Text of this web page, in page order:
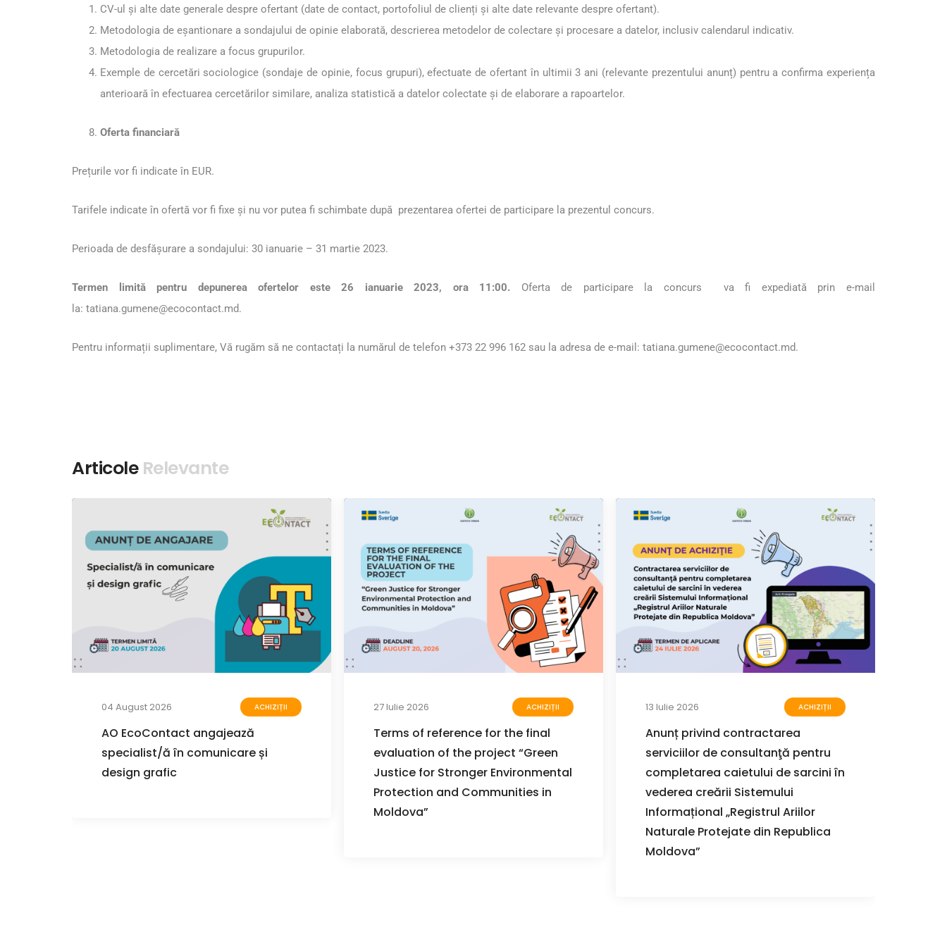
CV-ul și alte date generale despre ofertant (date de contact, portofoliul de clienți și alte date relevante despre ofertant).
Metodologia de eșantionare a sondajului de opinie elaborată, descrierea metodelor de colectare și procesare a datelor, inclusiv calendarul indicativ.
Metodologia de realizare a focus grupurilor.
Exemple de cercetări sociologice (sondaje de opinie, focus grupuri), efectuate de ofertant în ultimii 3 ani (relevante prezentului anunț) pentru a confirma experiența
anterioară în efectuarea cercetărilor similare, analiza statistică a datelor colectate și de elaborare a rapoartelor.
Oferta financiară
Prețurile vor fi indicate în EUR.
Tarifele indicate în ofertă vor fi fixe și nu vor putea fi schimbate după prezentarea ofertei de participare la prezentul concurs.
Perioada de desfășurare a sondajului: 30 ianuarie – 31 martie 2023.
Termen limită pentru depunerea ofertelor este 26 ianuarie 2023, ora 11:00. Oferta de participare la concurs va fi expediată prin e-mail
la: tatiana.gumene@ecocontact.md.
Pentru informații suplimentare, Vă rugăm să ne contactați la numărul de telefon +373 22 996 162 sau la adresa de e-mail: tatiana.gumene@ecocontact.md.
Articole Relevante
04 August 2026 ACHIZIȚII
AO EcoContact angajează
specialist/ă în comunicare și
design grafic
27 Iulie 2026 ACHIZIȚII
Terms of reference for the final
evaluation of the project “Green
Justice for Stronger Environmental
Protection and Communities in
Moldova”
13 Iulie 2026 ACHIZIȚII
Anunț privind contractarea
serviciilor de consultanţă pentru
completarea caietului de sarcini în
vederea creării Sistemului
Informațional „Registrul Ariilor
Naturale Protejate din Republica
Moldova”